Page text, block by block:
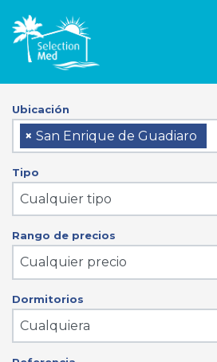
Ubicación
× San Enrique de Guadiaro
Tipo
Cualquier tipo
Rango de precios
Cualquier precio
Dormitorios
Cualquiera